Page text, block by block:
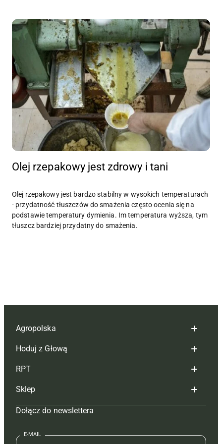
Olej rzepakowy jest zdrowy i tani
Olej rzepakowy jest bardzo stabilny w wysokich temperaturach
- przydatność tłuszczów do smażenia często ocenia się na
podstawie temperatury dymienia. Im temperatura wyższa, tym
tłuszcz bardziej przydatny do smażenia.
Agropolska
Redakcja
Reklama
Tagi
Mapa serwisu
Kontakt
Hoduj z Głową
Hoduj z głową bydło
Hoduj z głową świnie
Prenumerata
Redakcja
RPT
Redakcja
Prenumerata
Reklama
Sklep
Czasopisma i prenumerata
Książki
Dołącz do newslettera
E-MAIL